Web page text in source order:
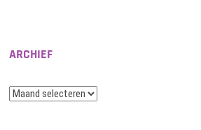
ARCHIEF
Archief